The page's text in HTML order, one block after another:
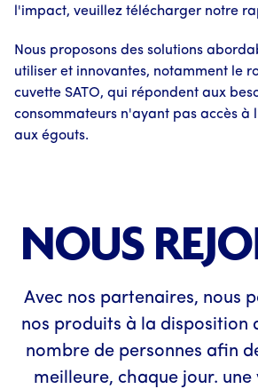
l'impact, veuillez télécharger notre
Nous proposons des solutions
utiliser et innovantes, notamment le
cuvette SATO, qui répondent aux
consommateurs n'ayant pas accès à
aux égouts.
NOUS
Avec nos partenaires, nous
nos produits à la disposition
nombre de personnes afin
meilleure, chaque jour. une